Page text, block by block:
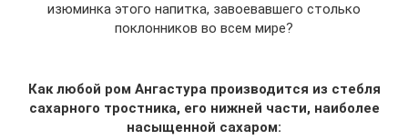
изюминка этого напитка, завоевавшего столько
поклонников во всем мире?
Как любой ром Ангастура производится из стебля
сахарного тростника, его нижней части, наиболее
насыщенной сахаром: